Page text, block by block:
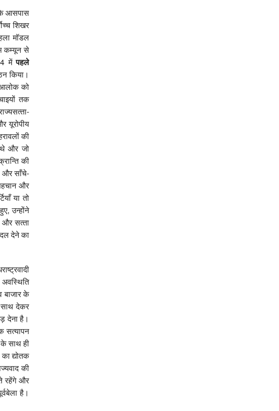
के आसपास
शिखर
मॉडल
कम्‍यून से
मेंपहले
किया।
को
तक
यूरोपीय
की
थे और जो
की
और साँचे-
और
या तो
उन्‍होंने
और सत्‍ता
देने का
अवस्थिति
बाजार के
साथ देकर
देना है।
सत्‍यापन
के साथ ही
द्योतक
की
रहेंगे और
है।